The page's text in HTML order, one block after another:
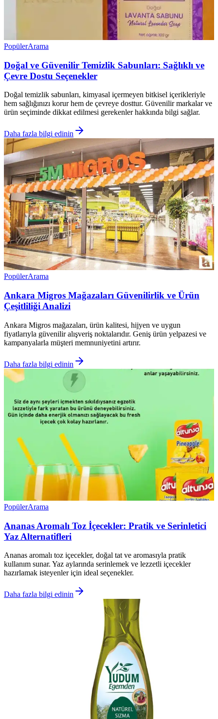
PopülerArama
Doğal ve Güvenilir Temizlik Sabunları: Sağlıklı ve
Çevre Dostu Seçenekler
Doğal temizlik sabunları, kimyasal içermeyen bitkisel içerikleriyle
hem sağlığınızı korur hem de çevreye dosttur. Güvenilir markalar ve
ürün seçiminde dikkat edilmesi gerekenler hakkında bilgi sağlar.
Daha fazla bilgi edinin
PopülerArama
Ankara Migros Mağazaları Güvenilirlik ve Ürün
Çeşitliliği Analizi
Ankara Migros mağazaları, ürün kalitesi, hijyen ve uygun
fiyatlarıyla güvenilir alışveriş noktalarıdır. Geniş ürün yelpazesi ve
kampanyalarla müşteri memnuniyetini artırır.
Daha fazla bilgi edinin
PopülerArama
Ananas Aromalı Toz İçecekler: Pratik ve Serinletici
Yaz Alternatifleri
Ananas aromalı toz içecekler, doğal tat ve aromasıyla pratik
kullanım sunar. Yaz aylarında serinlemek ve lezzetli içecekler
hazırlamak isteyenler için ideal seçenekler.
Daha fazla bilgi edinin